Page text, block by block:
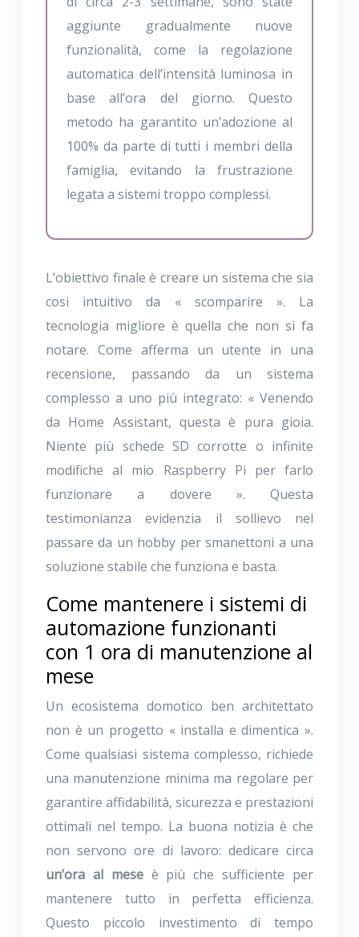
aggiunte gradualmente nuove
funzionalità, come la regolazione
automatica dell’intensità luminosa in
base all’ora del giorno. Questo
metodo ha garantito un’adozione al
100% da parte di tutti i membri della
famiglia, evitando la frustrazione
legata a sistemi troppo complessi.
L’obiettivo finale è creare un sistema che sia
così intuitivo da « scomparire ». La
tecnologia migliore è quella che non si fa
notare. Come afferma un utente in una
recensione, passando da un sistema
complesso a uno più integrato: « Venendo
da Home Assistant, questa è pura gioia.
Niente più schede SD corrotte o infinite
modifiche al mio Raspberry Pi per farlo
funzionare a dovere ». Questa
testimonianza evidenzia il sollievo nel
passare da un hobby per smanettoni a una
soluzione stabile che funziona e basta.
Come mantenere i sistemi di
automazione funzionanti
con 1 ora di manutenzione al
mese
Un ecosistema domotico ben architettato
non è un progetto « installa e dimentica ».
Come qualsiasi sistema complesso, richiede
una manutenzione minima ma regolare per
garantire affidabilità, sicurezza e prestazioni
ottimali nel tempo. La buona notizia è che
non servono ore di lavoro: dedicare circa
un’ora al meseè più che sufficiente per
mantenere tutto in perfetta efficienza.
Questo piccolo investimento di tempo